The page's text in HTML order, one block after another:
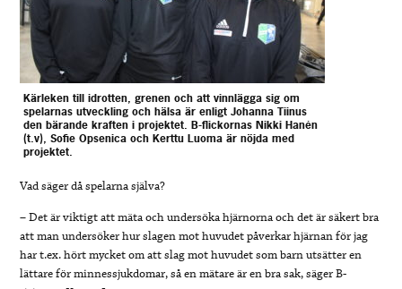
Kärleken till idrotten, grenen och att vinnlägga sig om
spelarnas utveckling och hälsa är enligt Johanna Tiinus
den bärande kraften i projektet. B-flickornas Nikki Hanén
(t.v), Sofie Opsenica och Kerttu Luoma är nöjda med
projektet.
Vad säger då spelarna själva?
– Det är viktigt att mäta och undersöka hjärnorna och det är säkert bra
att man undersöker hur slagen mot huvudet påverkar hjärnan för jag
har t.ex. hört mycket om att slag mot huvudet som barn utsätter en
lättare för minnessjukdomar, så en mätare är en bra sak, säger B-